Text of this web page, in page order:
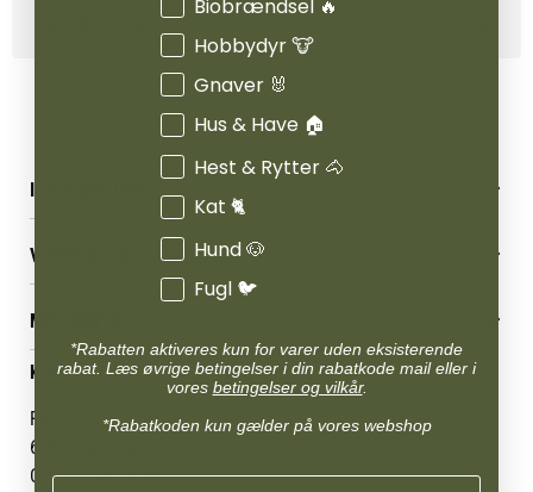
INFORMATION
Betingelser & vilkår
Reklamations- & fortrydelsesret
Levering & afhentning
Følg din bestilling
Persondatapolitik
Cookies
VORES BUTIK
Job
Mærker
Om os
Om Vestjyllands Andel
Blog
Ofte stillede spørgsmål
MIN KONTO
Administrer min konto
KONTAKT OS
Pantonevej 10
6580 Vamdrup
CVR: 21 38 54 84
Biobrændsel 🔥
Hobbydyr 🐮
Gnaver 🐰
Hus & Have 🏠
Hest & Rytter 🐴
Kat 🐈
Hund 🐶
Fugl 🐦
*Rabatten aktiveres kun for varer uden eksisterende
rabat. Læs øvrige betingelser i din rabatkode mail eller i
vores betingelser og vilkår.
*Rabatkoden kun gælder på vores webshop